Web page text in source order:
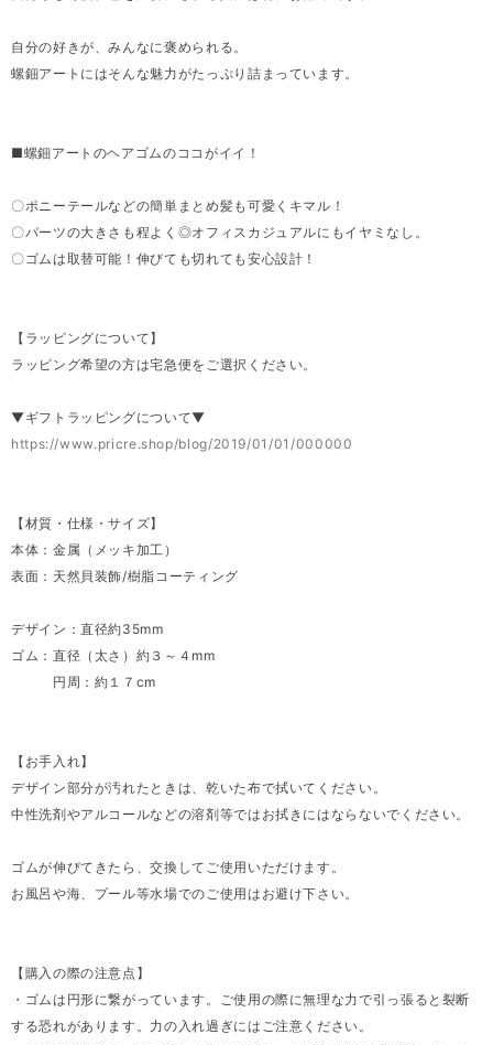
自分の好きが、みんなに褒められる。
螺鈿アートにはそんな魅力がたっぷり詰まっています。
■螺鈿アートのヘアゴムのココがイイ！
〇ポニーテールなどの簡単まとめ髪も可愛くキマル！
〇パーツの大きさも程よく◎オフィスカジュアルにもイヤミなし。
〇ゴムは取替可能！伸びても切れても安心設計！
【ラッピングについて】
ラッピング希望の方は宅急便をご選択ください。
▼ギフトラッピングについて▼
https://www.pricre.shop/blog/2019/01/01/000000
【材質・仕様・サイズ】
本体：金属（メッキ加工）
表面：天然貝装飾/樹脂コーティング
デザイン：直径約35mm
ゴム：直径（太さ）約３～４mm
円周：約１７cm
【お手入れ】
デザイン部分が汚れたときは、乾いた布で拭いてください。
中性洗剤やアルコールなどの溶剤等ではお拭きにはならないでください。
ゴムが伸びてきたら、交換してご使用いただけます。
お風呂や海、プール等水場でのご使用はお避け下さい。
【購入の際の注意点】
・ゴムは円形に繋がっています。ご使用の際に無理な力で引っ張ると裂断
する恐れがあります。力の入れ過ぎにはご注意ください。